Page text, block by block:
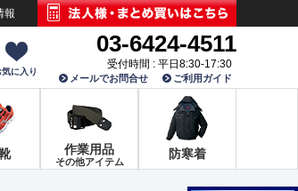
報
気に入り
03-6424-4511
受付時間 : 平日8:30-17:30
メールでお問合せ ご利用ガイド
作業用品
その他アイテム
防寒着